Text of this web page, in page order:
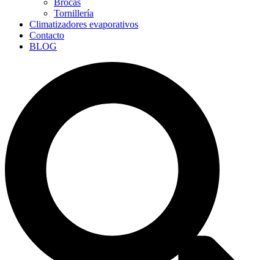
Tornillería
Climatizadores evaporativos
Contacto
BLOG